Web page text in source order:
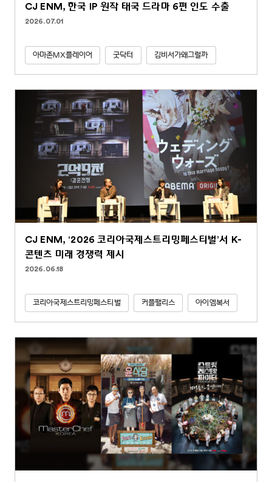
CJ ENM, 한국 IP 원작 태국 드라마 6편 인도 수출
2026.07.01
아마존MX플레이어 굿닥터 김비서가왜그럴까
CJ ENM, ‘2026 코리아국제스트리밍페스티벌’서 K-
콘텐츠 미래 경쟁력 제시
2026.06.18
코리아국제스트리밍페스티벌 커플팰리스 아이엠복서